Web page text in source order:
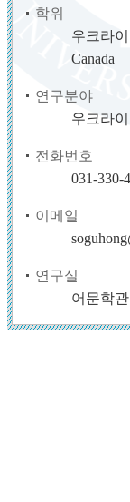
학위
우크라
Canada
연구분야
우크라
전화번호
031-330-
이메일
연구실
어문학관